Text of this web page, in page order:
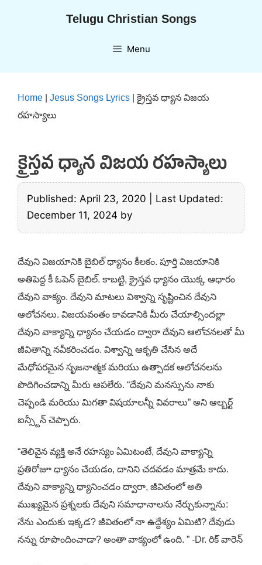
Telugu Christian Songs
Menu
Home Jesus Songs Lyrics
క్రైస్తవ ధ్యాన విజయ
రహస్యాలు
క్రైస్తవ ధ్యాన విజయ రహస్యాలు
Published: April 23, 2020
Last Updated:
December 11, 2024 by
దేవుని విజయానికి బైబిల్ ధ్యానం కీలకం. పూర్తి విజయానికి
అతిపెద్ద కీ ఓపెన్ బైబిల్. కాబట్టి, క్రైస్తవ ధ్యానం యొక్క ఆధారం
దేవుని వాక్యం. దేవుని మాటలు విశ్వాన్ని సృష్టించిన దేవుని
ఆలోచనలు. విజయవంతం కావడానికి మీరు చేయాల్సిందల్లా
దేవుని వాక్యాన్ని ధ్యానం చేయడం ద్వారా దేవుని ఆలోచనలతో మీ
జీవితాన్ని నవీకరించడం. విశ్వాన్ని ఆకృతి చేసిన అదే
మేధోపరమైన సృజనాత్మక మరియు ఉత్పాదక ఆలోచనలను
పొదిగించడాన్ని మీరు ఆపలేరు. “దేవుని మనస్సును నాకు
చెప్పండి మరియు మిగతా విషయాలన్నీ వివరాలు” అని ఆల్బర్ట్
ఐన్స్టీన్ చెప్పారు.
“తెలివైన వ్యక్తి అనే రహస్యం ఏమిటంటే, దేవుని వాక్యాన్ని
ప్రతిరోజూ ధ్యానం చేయడం, దానిని చదవడం మాత్రమే కాదు.
దేవుని వాక్యాన్ని ధ్యానించడం ద్వారా, జీవితంలో అతి
ముఖ్యమైన ప్రశ్నలకు దేవుని సమాధానాలను నేర్చుకున్నాను:
నేను ఎందుకు ఇక్కడ? జీవితంలో నా ఉద్దేశ్యం ఏమిటి? దేవుడు
నన్ను రూపొందించాడా? అంతా వాక్యంలో ఉంది. ” -Dr. రిక్ వారెన్